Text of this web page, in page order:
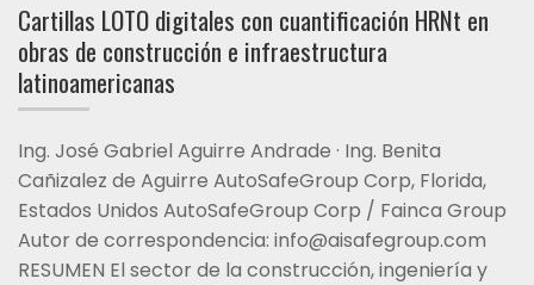
Cartillas LOTO digitales con cuantificación HRNt en
obras de construcción e infraestructura
latinoamericanas
Ing. José Gabriel Aguirre Andrade · Ing. Benita
Cañizalez de Aguirre AutoSafeGroup Corp, Florida,
Estados Unidos AutoSafeGroup Corp / Fainca Group
Autor de correspondencia: info@aisafegroup.com
RESUMEN El sector de la construcción, ingeniería y